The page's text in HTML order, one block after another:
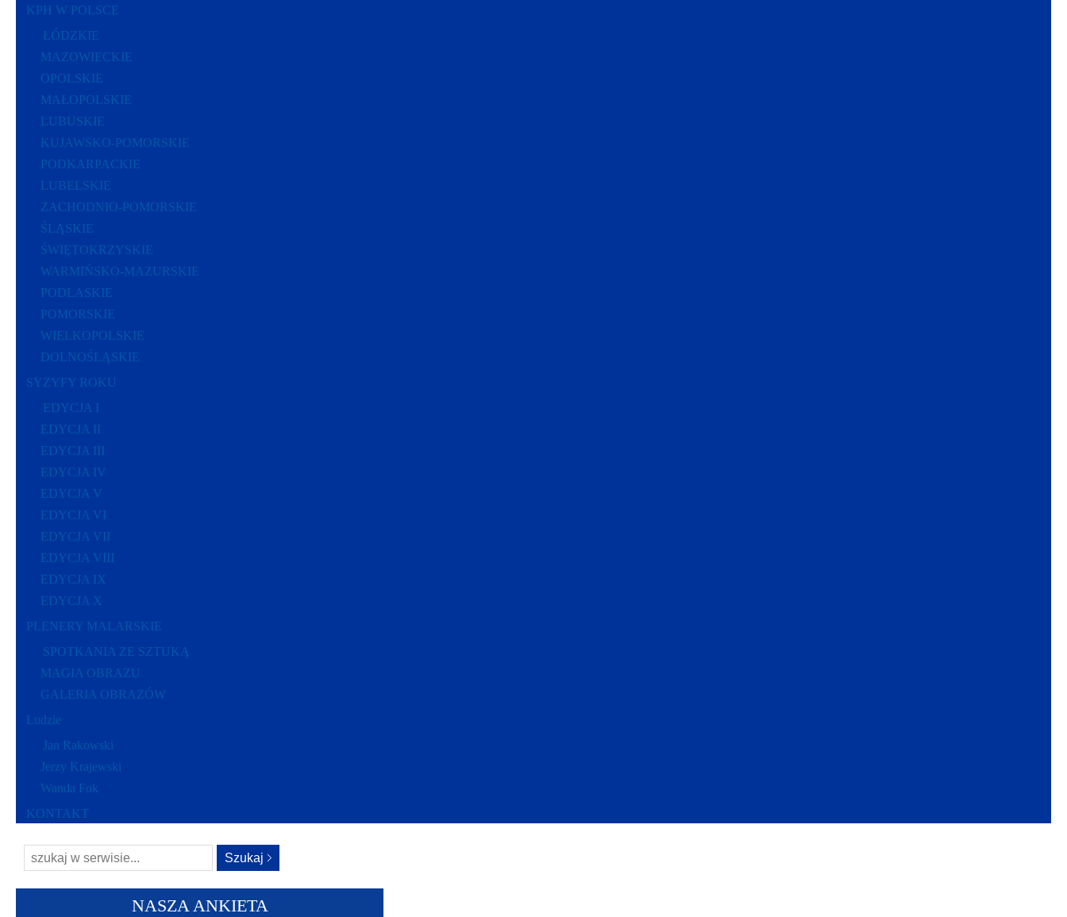
KPH W POLSCE
ŁÓDZKIE
MAZOWIECKIE
OPOLSKIE
MAŁOPOLSKIE
LUBUSKIE
KUJAWSKO-POMORSKIE
PODKARPACKIE
LUBELSKIE
ZACHODNIO-POMORSKIE
ŚLĄSKIE
ŚWIĘTOKRZYSKIE
WARMIŃSKO-MAZURSKIE
PODLASKIE
POMORSKIE
WIELKOPOLSKIE
DOLNOŚLĄSKIE
SYZYFY ROKU
EDYCJA I
EDYCJA II
EDYCJA III
EDYCJA IV
EDYCJA V
EDYCJA VI
EDYCJA VII
EDYCJA VIII
EDYCJA IX
EDYCJA X
PLENERY MALARSKIE
SPOTKANIA ZE SZTUKĄ
MAGIA OBRAZU
GALERIA OBRAZÓW
Ludzie
Jan Rakowski
Jerzy Krajewski
Wanda Fok
KONTAKT
NASZA ANKIETA